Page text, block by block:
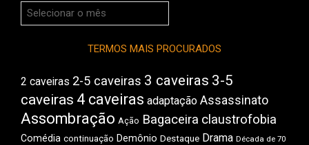
Arquivos
do
TERMOS MAIS PROCURADOS
2 caveiras 2-5 caveiras 3 caveiras 3-5
caveiras 4 caveiras adaptação Assassinato
Assombração Ação Bagaceira claustrofobia
Comédia continuação Demônio Destaque Drama Década de 70